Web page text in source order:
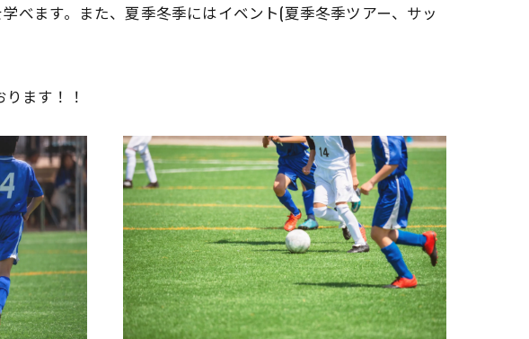
べます。また、夏季冬季にはイベント(夏季冬季ツアー、サッ
ます！！